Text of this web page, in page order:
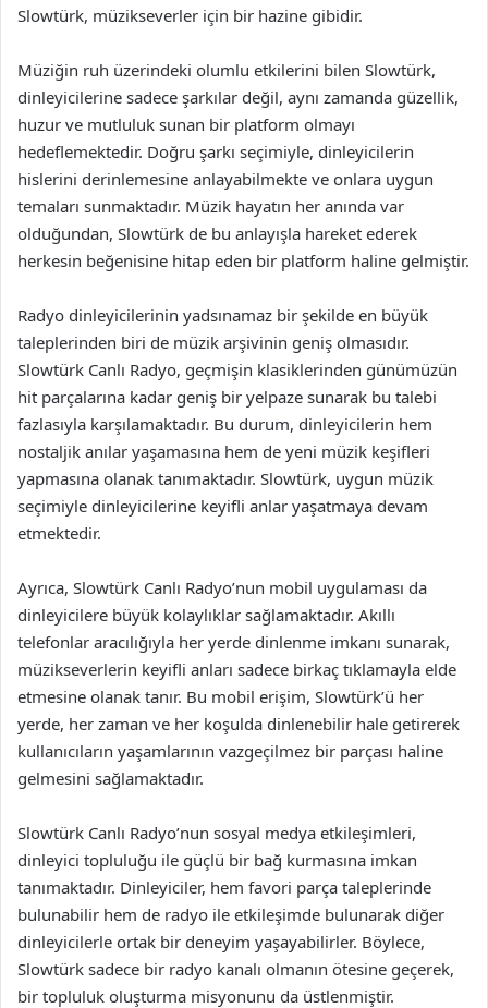
Slowtürk, müzikseverler için bir hazine gibidir.
Müziğin ruh üzerindeki olumlu etkilerini bilen Slowtürk,
dinleyicilerine sadece şarkılar değil, aynı zamanda güzellik,
huzur ve mutluluk sunan bir platform olmayı
hedeflemektedir. Doğru şarkı seçimiyle, dinleyicilerin
hislerini derinlemesine anlayabilmekte ve onlara uygun
temaları sunmaktadır. Müzik hayatın her anında var
olduğundan, Slowtürk de bu anlayışla hareket ederek
herkesin beğenisine hitap eden bir platform haline gelmiştir.
Radyo dinleyicilerinin yadsınamaz bir şekilde en büyük
taleplerinden biri de müzik arşivinin geniş olmasıdır.
Slowtürk Canlı Radyo, geçmişin klasiklerinden günümüzün
hit parçalarına kadar geniş bir yelpaze sunarak bu talebi
fazlasıyla karşılamaktadır. Bu durum, dinleyicilerin hem
nostaljik anılar yaşamasına hem de yeni müzik keşifleri
yapmasına olanak tanımaktadır. Slowtürk, uygun müzik
seçimiyle dinleyicilerine keyifli anlar yaşatmaya devam
etmektedir.
Ayrıca, Slowtürk Canlı Radyo’nun mobil uygulaması da
dinleyicilere büyük kolaylıklar sağlamaktadır. Akıllı
telefonlar aracılığıyla her yerde dinlenme imkanı sunarak,
müzikseverlerin keyifli anları sadece birkaç tıklamayla elde
etmesine olanak tanır. Bu mobil erişim, Slowtürk’ü her
yerde, her zaman ve her koşulda dinlenebilir hale getirerek
kullanıcıların yaşamlarının vazgeçilmez bir parçası haline
gelmesini sağlamaktadır.
Slowtürk Canlı Radyo’nun sosyal medya etkileşimleri,
dinleyici topluluğu ile güçlü bir bağ kurmasına imkan
tanımaktadır. Dinleyiciler, hem favori parça taleplerinde
bulunabilir hem de radyo ile etkileşimde bulunarak diğer
dinleyicilerle ortak bir deneyim yaşayabilirler. Böylece,
Slowtürk sadece bir radyo kanalı olmanın ötesine geçerek,
bir topluluk oluşturma misyonunu da üstlenmiştir.